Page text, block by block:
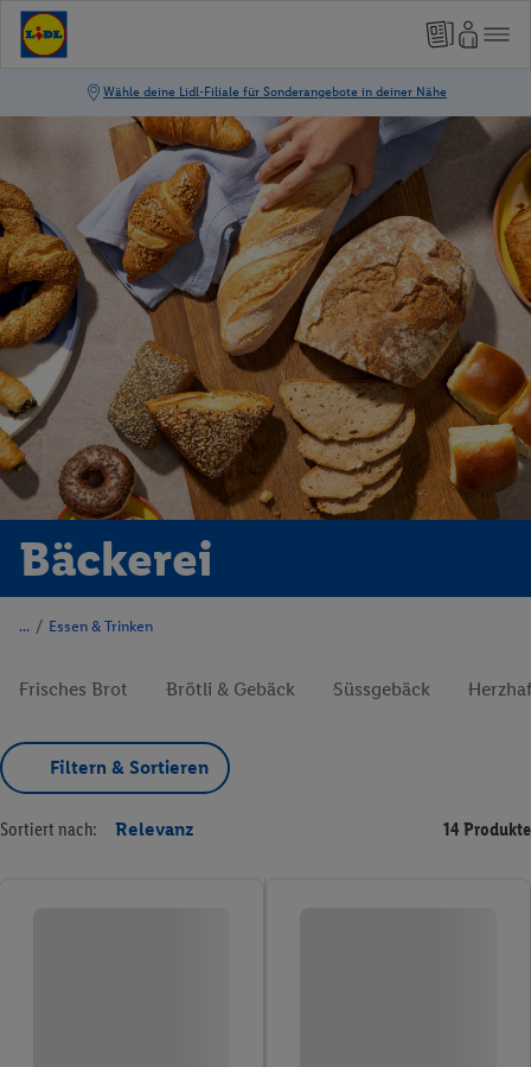
Bäckerei
/ Essen & Trinken
Frisches Brot Brötli & Gebäck Süssgebäck
Filtern & Sortieren
Sortiert nach: Relevanz 14 Produkte